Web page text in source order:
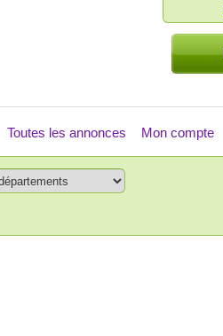
Toutes les annonces Mon compte